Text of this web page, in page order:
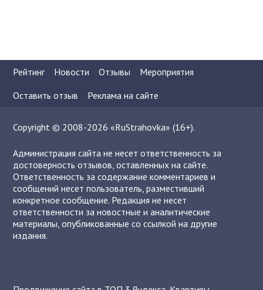
Рейтинг Новости Отзывы
Мероприятия
Оставить отзыв
Реклама на сайте
Copyright © 2008-2026 «RuStrahovka» (16+).
Администрация сайта не несет ответственность за
достоверность отзывов, оставленных на сайте.
Ответственность за содержание комментариев и
сообщений несет пользователь, разместивший
конкретное сообщение. Редакция не несет
ответственности за новостные и аналитические
материалы, опубликованные со ссылкой на другие
издания.